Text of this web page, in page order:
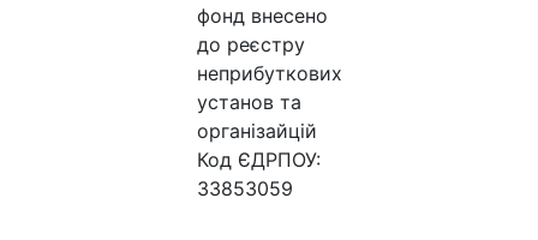
фонд внесено
до реєстру
неприбуткових
установ та
організайцій
Код ЄДРПОУ:
33853059